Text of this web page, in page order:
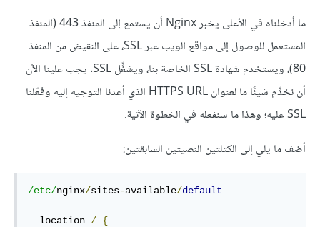
ما أدخلناه في الأعلى يخبر Nginx أن يستمع إلى المنفذ 443 (المنفذ
المستعمل للوصول إلى مواقع الويب عبر SSL، على النقيض من المنفذ
80)، ويستخدم شهادة SSL الخاصة بنا، ويشغِّل SSL. يجب علينا الآن
أن نخدِّم شيئًا ما لعنوان HTTPS URL الذي أعدنا التوجيه إليه وفعّلنا
SSL عليه؛ وهذا ما سنفعله في الخطوة الآتية.
أضف ما يلي إلى الكتلتين النصيتين السابقتين:
/etc/nginx/sites-available/default
  location
/ {